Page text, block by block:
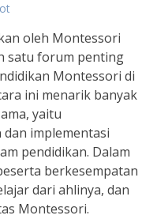
oleh Montessori
satu forum penting
Montessori di
ini menarik banyak
yaitu
implementasi
pendidikan. Dalam
berkesempatan
dari ahlinya, dan
Montessori.